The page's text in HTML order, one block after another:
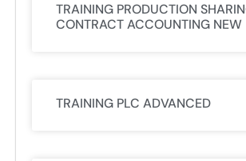
TRAINING PRODUCTION
CONTRACT ACCOUNTING NEW
TRAINING PLC ADVANCED